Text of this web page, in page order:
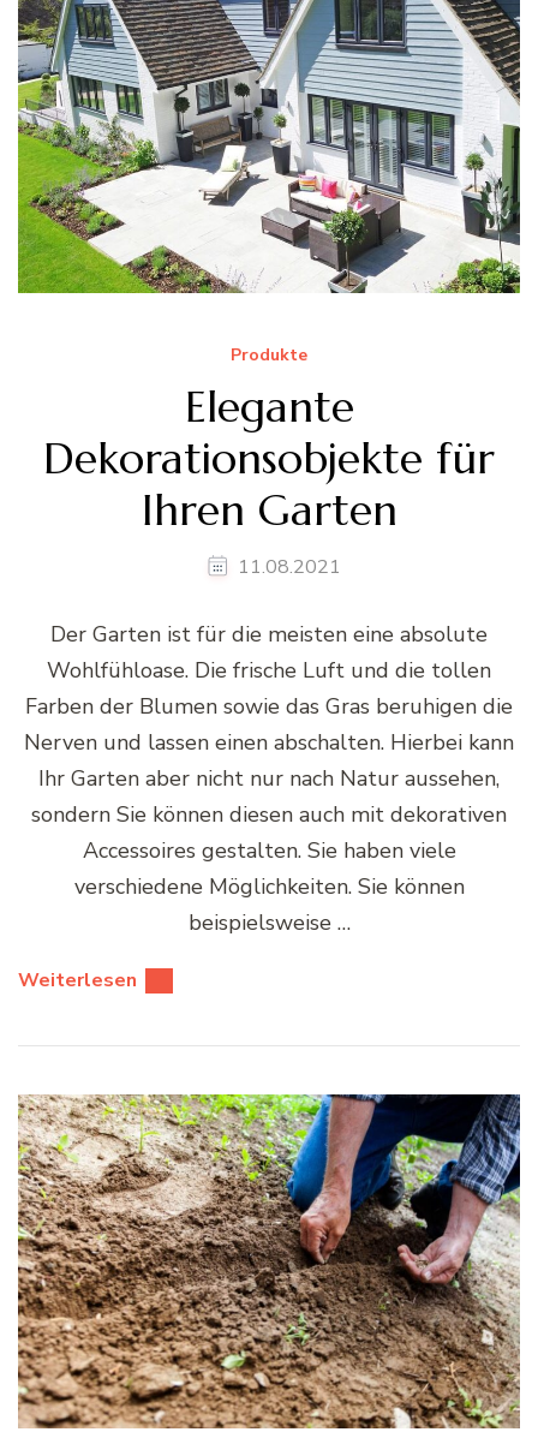
Produkte
Elegante
Dekorationsobjekte für
Ihren Garten
11.08.2021
Der Garten ist für die meisten eine absolute
Wohlfühloase. Die frische Luft und die tollen
Farben der Blumen sowie das Gras beruhigen die
Nerven und lassen einen abschalten. Hierbei kann
Ihr Garten aber nicht nur nach Natur aussehen,
sondern Sie können diesen auch mit dekorativen
Accessoires gestalten. Sie haben viele
verschiedene Möglichkeiten. Sie können
beispielsweise …
Weiterlesen